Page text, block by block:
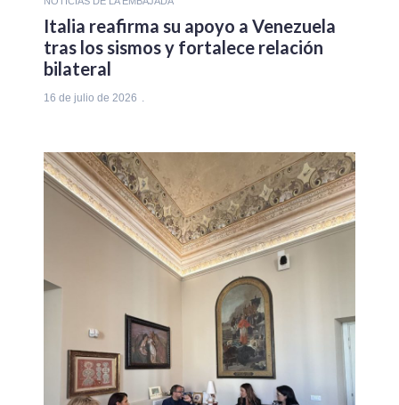
Italia reafirma su apoyo a Venezuela
tras los sismos y fortalece relación
bilateral
16 de julio de 2026